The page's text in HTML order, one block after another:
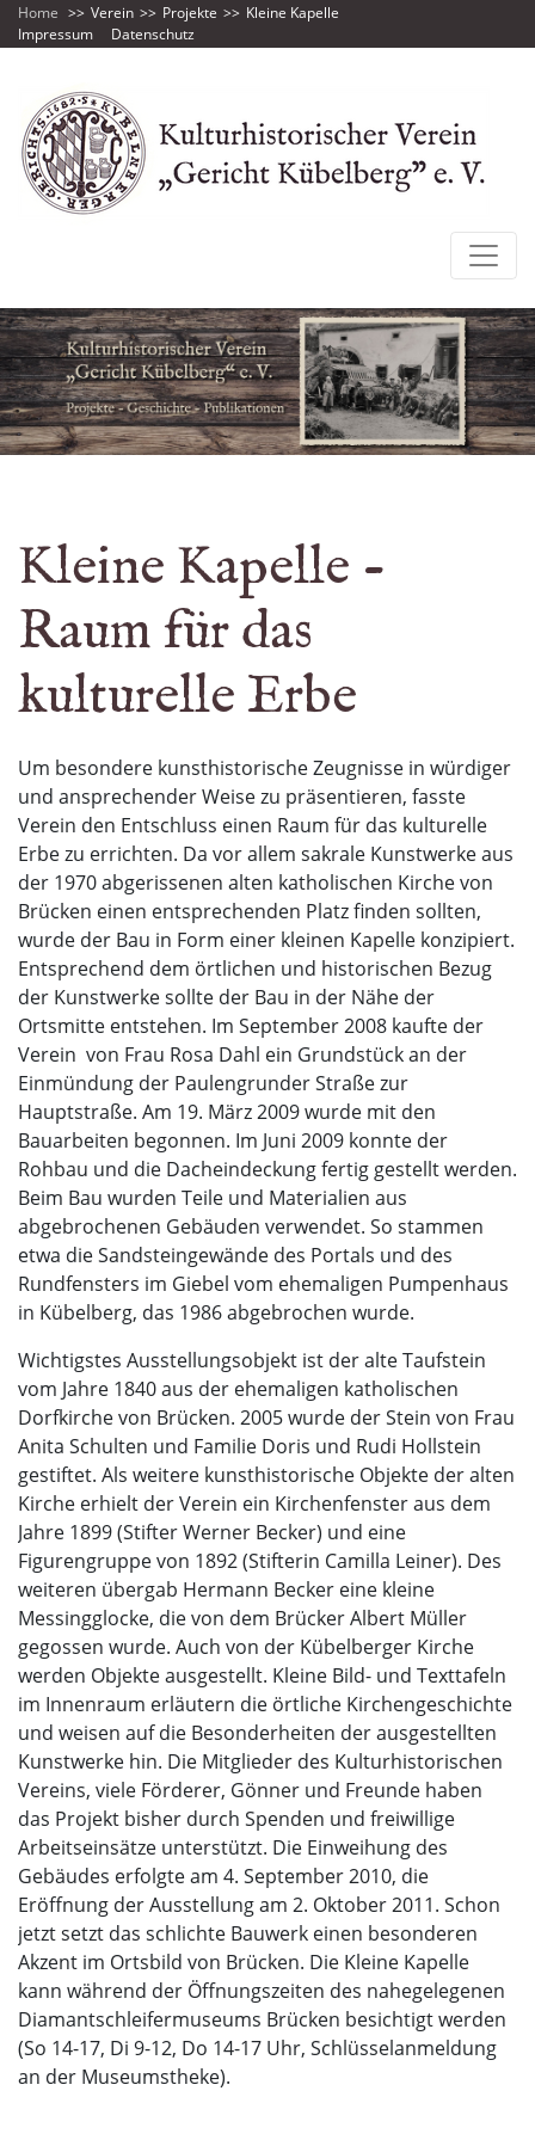
Home Verein Projekte
Kleine Kapelle
Impressum
Datenschutz
Kleine Kapelle -
Raum für das
kulturelle Erbe
Um besondere kunsthistorische Zeugnisse in würdiger
und ansprechender Weise zu präsentieren, fass­te
Verein den Entschluss einen Raum für das kulturelle
Erbe zu errichten. Da vor allem sakrale Kunst­werke aus
der 1970 abgerissenen alten katholischen Kirche von
Brücken einen entsprechenden Platz finden sollten,
wurde der Bau in Form einer kleinen Kapelle konzipiert.
Entsprechend dem örtlichen und historischen Bezug
der Kunstwerke sollte der Bau in der Nähe der
Ortsmitte entstehen. Im September 2008 kaufte der
Verein von Frau Rosa Dahl ein Grundstück an der
Einmündung der Paulen­grunder Straße zur
Hauptstraße. Am 19. März 2009 wurde mit den
Bauarbeiten begonnen. Im Juni 2009 konnte der
Rohbau und die Dacheindeckung fertig gestellt werden.
Beim Bau wurden Teile und Mate­rialien aus
abgebrochenen Gebäuden verwendet. So stammen
etwa die Sandsteingewände des Portals und des
Rundfensters im Giebel vom ehemaligen Pumpenhaus
in Kübelberg, das 1986 abgebrochen wurde.
Wichtigstes Ausstellungsobjekt ist der alte Taufstein
vom Jahre 1840 aus der ehemaligen katholi­schen
Dorfkirche von Brücken. 2005 wurde der Stein von Frau
Anita Schulten und Familie Doris und Rudi Hollstein
gestiftet. Als weitere kunsthistorische Objekte der alten
Kirche erhielt der Verein ein Kirchenfenster aus dem
Jahre 1899 (Stifter Werner Becker) und eine
Figurengruppe von 1892 (Stifterin Camilla Leiner). Des
weiteren übergab Hermann Becker eine kleine
Messingglocke, die von dem Brücker Albert Müller
gegossen wurde. Auch von der Kübelberger Kirche
werden Objekte ausgestellt. Kleine Bild- und Texttafeln
im Innenraum erläutern die örtliche Kirchengeschichte
und weisen auf die Besonderheiten der ausgestellten
Kunstwerke hin. Die Mitglieder des Kulturhistori­schen
Vereins, viele Förderer, Gönner und Freunde haben
das Projekt bisher durch Spenden und freiwillige
Arbeitseinsätze unterstützt. Die Einweihung des
Gebäudes erfolgte am 4. September 2010, die
Eröffnung der Ausstellung am 2. Oktober 2011. Schon
jetzt setzt das schlichte Bauwerk einen besonderen
Akzent im Ortsbild von Brücken. Die Kleine Kapelle
kann während der Öffnungszeiten des nahegelegenen
Diamantschleifermuseums Brücken besichtigt werden
(So 14-17, Di 9-12, Do 14-17 Uhr, Schlüsselanmeldung
an der Museumstheke).